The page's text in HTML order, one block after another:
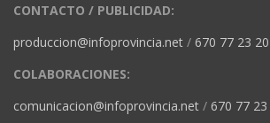
CONTACTO / PUBLICIDAD:
produccion@infoprovincia.net / 670 77 23 20
COLABORACIONES:
comunicacion@infoprovincia.net / 670 77 23